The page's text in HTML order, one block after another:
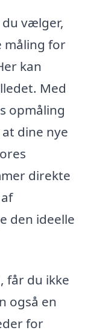
vælger,
måling for
kan
Med
opmåling
dine nye
direkte
den ideelle
får du ikke
også en
for